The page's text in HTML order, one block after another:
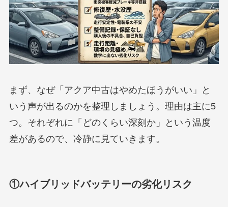
まず、なぜ「アクア中古はやめたほうがいい」と
いう声が出るのかを整理しましょう。理由は主に5
つ。それぞれに「どのくらい深刻か」という温度
差があるので、冷静に見ていきます。
①ハイブリッドバッテリーの劣化リスク